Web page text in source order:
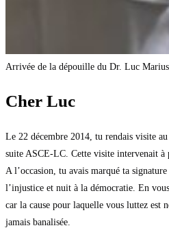
Arrivée de la dépouille du Dr. Luc
Cher Luc
Le 22 décembre 2014, tu rendais visite
suite ASCE-LC. Cette visite intervenait à
A l’occasion, tu avais marqué ta
l’injustice et nuit à la démocratie. En
car la cause pour laquelle vous luttez est
jamais banalisée.